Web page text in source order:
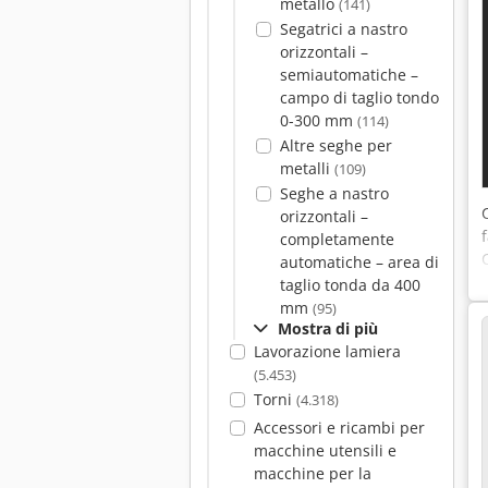
(141)
Segatrici a nastro
orizzontali –
semiautomatiche –
campo di taglio tondo
0-300 mm (114)
Altre seghe per
metalli (109)
Seghe a nastro
orizzontali –
completamente
automatiche – area di
taglio tonda da 400
mm (95)
Mostra di più
Lavorazione lamiera
(5.453)
Torni (4.318)
Accessori e ricambi per
macchine utensili e
macchine per la